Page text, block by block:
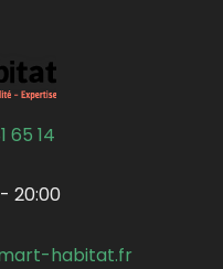
65 14
20:00
habitat.fr